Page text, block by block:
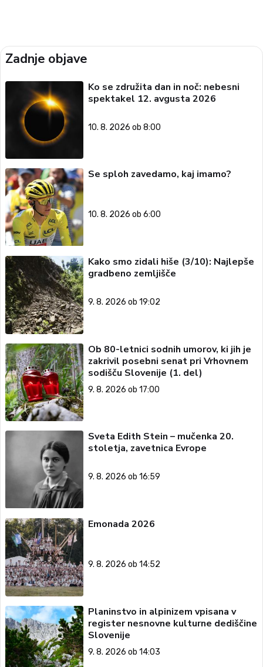
Zadnje objave
Ko se združita dan in noč: nebesni
spektakel 12. avgusta 2026
10. 8. 2026 ob 8:00
Se sploh zavedamo, kaj imamo?
10. 8. 2026 ob 6:00
Kako smo zidali hiše (3/10): Najlepše
gradbeno zemljišče
9. 8. 2026 ob 19:02
Ob 80-letnici sodnih umorov, ki jih je
zakrivil posebni senat pri Vrhovnem
sodišču Slovenije (1. del)
9. 8. 2026 ob 17:00
Sveta Edith Stein – mučenka 20.
stoletja, zavetnica Evrope
9. 8. 2026 ob 16:59
Emonada 2026
9. 8. 2026 ob 14:52
Planinstvo in alpinizem vpisana v
register nesnovne kulturne dediščine
Slovenije
9. 8. 2026 ob 14:03